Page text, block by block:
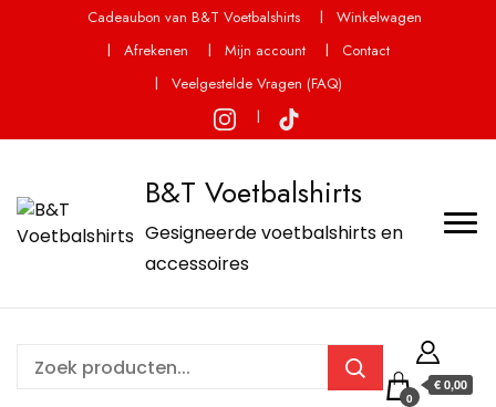
Cadeaubon van B&T Voetbalshirts
Winkelwagen
Afrekenen
Mijn account
Contact
Veelgestelde Vragen (FAQ)
B&T Voetbalshirts
Gesigneerde voetbalshirts en
accessoires
0
€ 0,00